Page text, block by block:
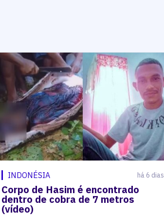
INDONÉSIA há 6 dias
Corpo de Hasim é encontrado
dentro de cobra de 7 metros
(vídeo)